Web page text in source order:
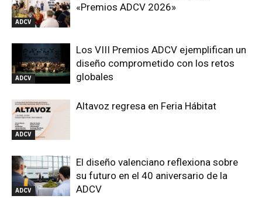
ADCV
«Premios ADCV 2026»
ADCV
Los VIII Premios ADCV ejemplifican un
diseño comprometido con los retos
globales
ADCV
Altavoz regresa en Feria Hábitat
ADCV
El diseño valenciano reflexiona sobre
su futuro en el 40 aniversario de la
ADCV